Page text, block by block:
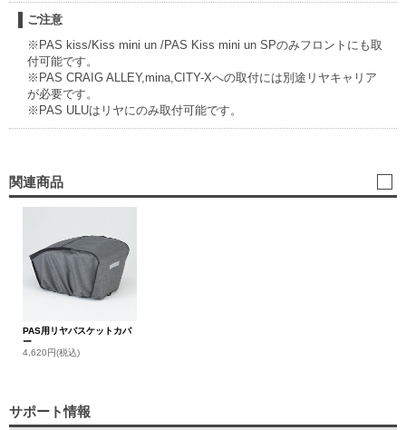
ご注意
※PAS kiss/Kiss mini un /PAS Kiss mini un SPのみフロントにも取
付可能です。
※PAS CRAIG ALLEY,mina,CITY-Xへの取付には別途リヤキャリア
が必要です。
※PAS ULUはリヤにのみ取付可能です。
関連商品
PAS用リヤバスケットカバ
ー
4,620円(税込)
サポート情報